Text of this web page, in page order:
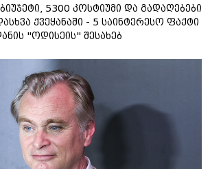
5300 კოსტიუმი და გადაღებები
ქვეყანაში - 5 საინტერესო ფაქტი
"ოდისეის" შესახებ